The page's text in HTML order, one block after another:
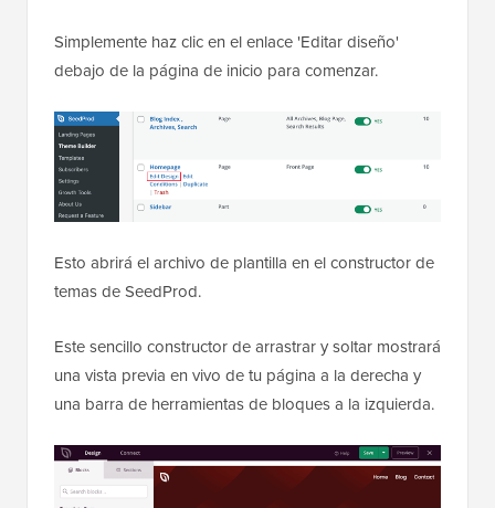
Simplemente haz clic en el enlace 'Editar diseño'
debajo de la página de inicio para comenzar.
Esto abrirá el archivo de plantilla en el constructor de
temas de SeedProd.
Este sencillo constructor de arrastrar y soltar mostrará
una vista previa en vivo de tu página a la derecha y
una barra de herramientas de bloques a la izquierda.